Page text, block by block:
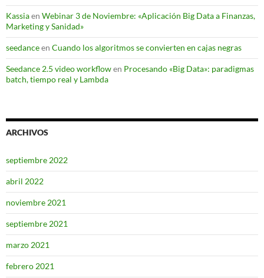
Kassiaen Webinar 3 de Noviembre: «Aplicación Big Data a Finanzas,
Marketing y Sanidad»
seedanceen Cuando los algoritmos se convierten en cajas negras
Seedance 2.5 video workflowen Procesando «Big Data»: paradigmas
batch, tiempo real y Lambda
ARCHIVOS
septiembre 2022
abril 2022
noviembre 2021
septiembre 2021
marzo 2021
febrero 2021